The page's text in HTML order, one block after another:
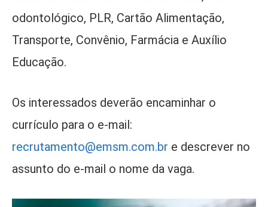
odontológico, PLR, Cartão Alimentação,
Transporte, Convênio, Farmácia e Auxílio
Educação.
Os interessados deverão encaminhar o
currículo para o e-mail:
recrutamento@emsm.com.br e descrever no
assunto do e-mail o nome da vaga.